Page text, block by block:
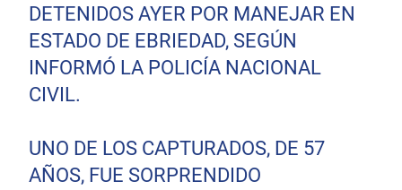
DETENIDOS AYER POR MANEJAR EN
ESTADO DE EBRIEDAD, SEGÚN
INFORMÓ LA POLICÍA NACIONAL
CIVIL.
UNO DE LOS CAPTURADOS, DE 57
AÑOS, FUE SORPRENDIDO